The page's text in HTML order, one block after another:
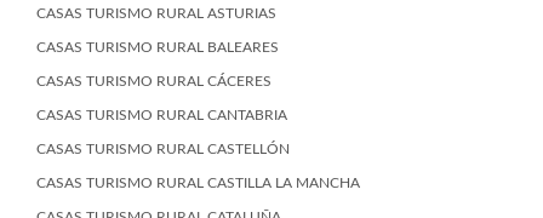
CASAS TURISMO RURAL ASTURIAS
CASAS TURISMO RURAL BALEARES
CASAS TURISMO RURAL CÁCERES
CASAS TURISMO RURAL CANTABRIA
CASAS TURISMO RURAL CASTELLÓN
CASAS TURISMO RURAL CASTILLA LA MANCHA